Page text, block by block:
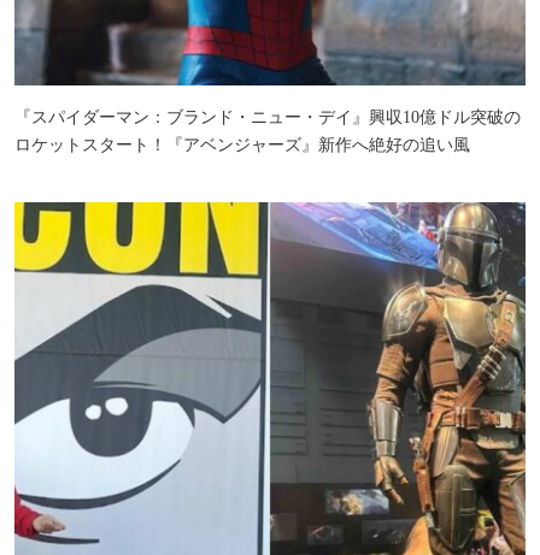
『スパイダーマン：ブランド・ニュー・デイ』興収10億ドル突破の
ロケットスタート！『アベンジャーズ』新作へ絶好の追い風